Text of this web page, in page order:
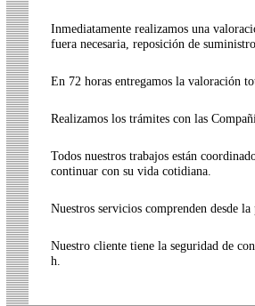
Inmediatamente realizamos una
fuera necesaria, reposición de
En 72 horas entregamos la valoración
Realizamos los trámites con las
Todos nuestros trabajos están
continuar con su vida cotidiana.
Nuestros servicios comprenden desde
Nuestro cliente tiene la seguridad de
h.